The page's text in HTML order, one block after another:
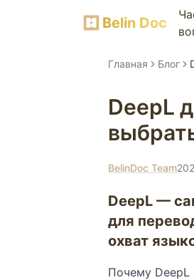
Belin Doc
Главная Блог
DeepL
BelinDoc Team
DeepL —
для
охват
Почему DeepL